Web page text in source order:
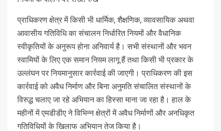
प्राधिकरण क्षेत्र में किसी भी धार्मिक, शैक्षणिक, व्यावसायिक अथवा
आवासीय गतिविधि का संचालन निर्धारित नियमों और वैधानिक
स्वीकृतियों के अनुरूप होना अनिवार्य है। सभी संस्थानों और भवन
स्वामियों के लिए एक समान नियम लागू हैं तथा किसी भी प्रकार के
उल्लंघन पर नियमानुसार कार्रवाई की जाएगी। प्राधिकरण की इस
कार्रवाई को अवैध निर्माण और बिना अनुमति संचालित संस्थानों के
विरुद्ध चलाए जा रहे अभियान का हिस्सा माना जा रहा है। हाल के
महीनों में एमडीडीए ने विभिन्न क्षेत्रों में अवैध निर्माणों और अनधिकृत
गतिविधियों के खिलाफ अभियान तेज किया है।